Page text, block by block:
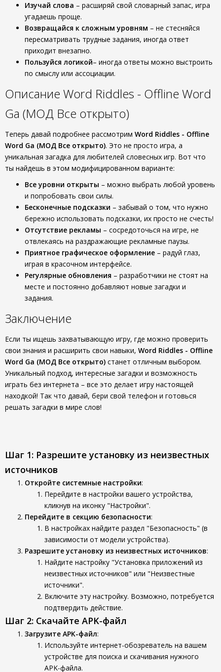
Изучай слова – расширяй свой словарный запас, игра
угадаешь проще.
Возвращайся к сложным уровням – не стесняйся
пересматривать трудные задания, иногда ответ
приходит внезапно.
Пользуйся логикой– иногда ответы можно выстроить
по смыслу или ассоциации.
Описание Word Riddles - Offline Word
Ga (МОД Все открыто)
Теперь давай подробнее рассмотрим Word Riddles - Offline
Word Ga (МОД Все открыто). Это не просто игра, а
уникальная загадка для любителей словесных игр. Вот что
ты найдешь в этом модифицированном варианте:
Все уровни открыты – можно выбрать любой уровень
и попробовать свои силы.
Бесконечные подсказки – забывай о том, что нужно
бережно использовать подсказки, их просто не счесть!
Отсутствие рекламы – сосредоточься на игре, не
отвлекаясь на раздражающие рекламные паузы.
Приятное графическое оформление – радуй глаз,
играя в красочном интерфейсе.
Регулярные обновления – разработчики не стоят на
месте и постоянно добавляют новые загадки и
задания.
Заключение
Если ты ищешь захватывающую игру, где можно проверить
свои знания и расширить свои навыки, Word Riddles - Offline
Word Ga (МОД Все открыто) станет отличным выбором.
Уникальный подход, интересные загадки и возможность
играть без интернета – все это делает игру настоящей
находкой! Так что давай, бери свой телефон и готовься
решать загадки в мире слов!
Шаг 1: Разрешите установку из неизвестных
источников
Откройте системные настройки:
Перейдите в настройки вашего устройства,
кликнув на иконку "Настройки".
Перейдите в секцию безопасности:
В настройках найдите раздел "Безопасность" (в
зависимости от модели устройства).
Разрешите установку из неизвестных источников:
Найдите настройку "Установка приложений из
неизвестных источников" или "Неизвестные
источники".
Включите эту настройку. Возможно, потребуется
подтвердить действие.
Шаг 2: Скачайте APK-файл
Загрузите APK-файл:
Используйте интернет-обозреватель на вашем
устройстве для поиска и скачивания нужного
APK-файла.